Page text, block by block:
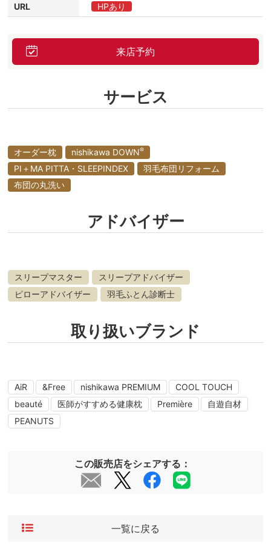
URL
HPあり
来店予約
サービス
オーダー枕 nishikawa DOWN®
PI＋MA PITTA・SLEEPINDEX
羽毛布団リフォーム
布団の丸洗い
アドバイザー
スリープマスター
スリープアドバイザー
ピローアドバイザー
羽毛ふとん診断士
取り扱いブランド
AiR &Free nishikawa PREMIUM
COOL TOUCH
beauté
医師がすすめる健康枕 Première
自遊自材
PEANUTS
この販売店をシェアする：
一覧に戻る